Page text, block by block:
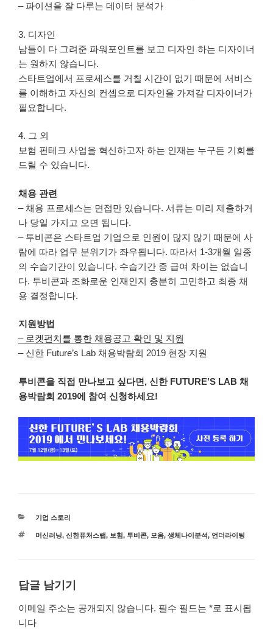
– 파이션을 잘 다루는 데이터 분석가
3. 디자인
남들이 다 그려준 파워포인트를 보고 디자인 하는 디자이너
는 원하지 않습니다.
스타트업에서 프로세스를 거칠 시간이 없기 때문에 서비스
를 이해하고 자신의 컨셉으로 디자인을 가져갈 디자이너가
필요합니다.
4. 그 외
보험 핀테크 사업을 혁신하고자 하는 인재는 누구든 기회를
드릴 수 있습니다.
채용 관련
– 채용 프로세스는 면접만 있습니다. 서류는 미리 제출하거
나 당일 가지고 오면 됩니다.
– 투비콘은 스타트업 기업으로 인원이 많지 않기 때문에 사
람에 따라 업무 분위기가 좌우됩니다. 따라서 1-3개월 일종
의 수습기간이 있습니다. 수습기간 중 급여 차이는 없습니
다. 투비콘과 조화로운 인재인지 충분히 고민하고 최종 채
용 결정합니다.
지원방법
– 로켓펀치를 통한 채용공고 확인 및 지원
– 신한 Future’s Lab 채용박람회 2019 현장 지원
투비콘을 직접 만나보고 싶다면, 신한 FUTURE’S LAB 채
용박람회 2019에 참여 신청하세요!
카
고
기업 스토리
태
머신러닝, 신한퓨처스랩, 보험, 투비콘, 모옴, 생체나이분석, 언더라이팅
답글 남기기
이메일 주소는 공개되지 않습니다. 필수 필드는 *로 표시됩
니다